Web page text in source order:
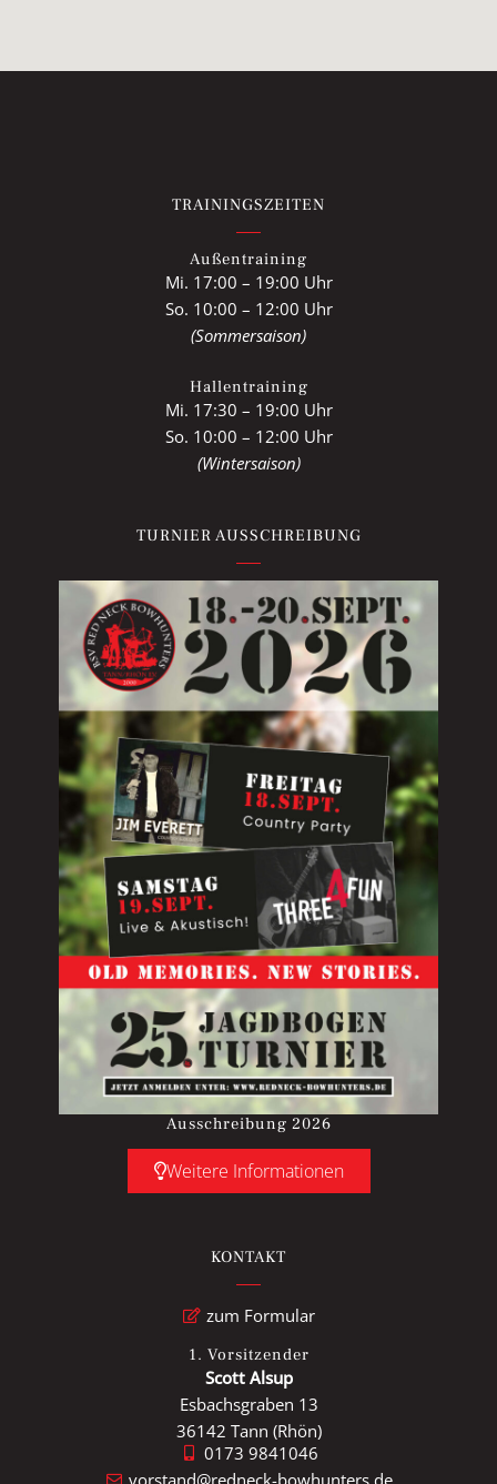
TRAININGSZEITEN
Außentraining
Mi. 17:00 – 19:00 Uhr
So. 10:00 – 12:00 Uhr
(Sommersaison)
Hallentraining
Mi. 17:30 – 19:00 Uhr
So. 10:00 – 12:00 Uhr
(Wintersaison)
TURNIER AUSSCHREIBUNG
Ausschreibung 2026
Weitere Informationen
KONTAKT
zum Formular
1. Vorsitzender
Scott Alsup
Esbachsgraben 13
36142 Tann (Rhön)
0173 9841046